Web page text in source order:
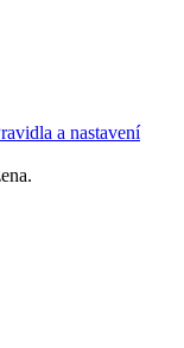
a nastavení